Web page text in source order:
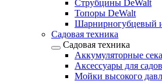
Струбцины DeWalt
Топоры DeWalt
Шарнирногубцевый
Садовая техника
Садовая техника
Аккумуляторные
Аксессуары для
Мойки высокого